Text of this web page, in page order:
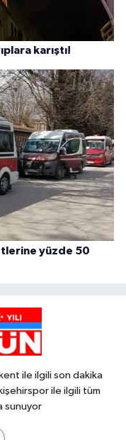
karıştı!
yüzde 50
ile ilgili son dakika
ile ilgili tüm
sunuyor